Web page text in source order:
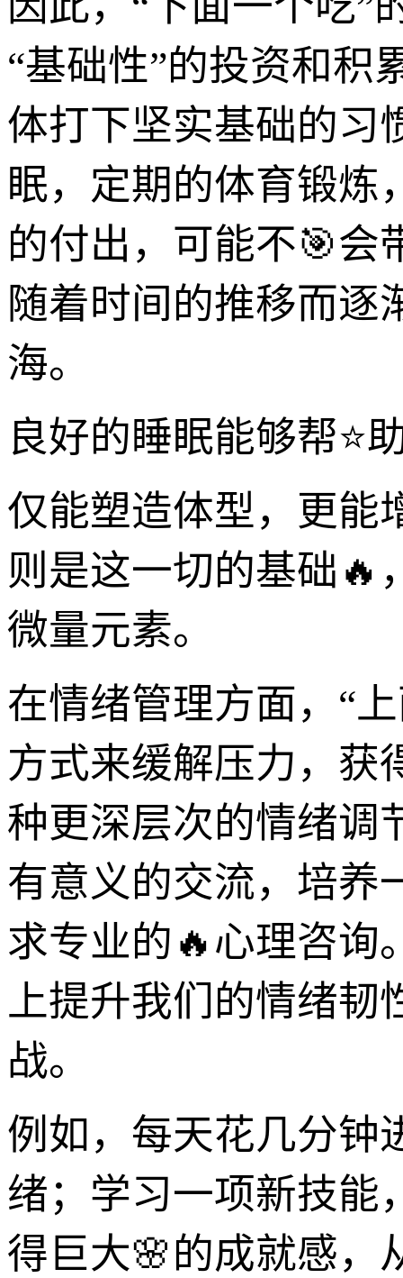
“基础性”的投资和积
体打下坚实基础的习
眠，定期的体育锻炼
的付出，可能不🎯会
随着时间的推移而逐
海。
良好的睡眠能够帮⭐
仅能塑造体型，更能
则是这一切的基础🔥
微量元素。
在情绪管理方面，“
方式来缓解压力，获
种更深层次的情绪调
有意义的交流，培养
求专业的🔥心理咨询
上提升我们的情绪韧
战。
例如，每天花几分钟
绪；学习一项新技能
得巨大🌸的成就感，